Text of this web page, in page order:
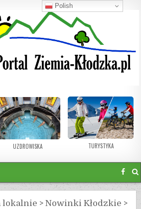
UZDROWISKA TURYSTYKA
lokalnie >Nowinki Kłodzkie >
Polish